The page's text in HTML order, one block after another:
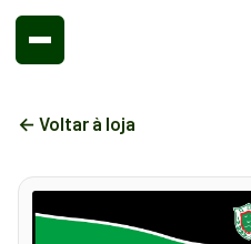
← Voltar à loja